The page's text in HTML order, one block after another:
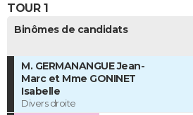
TOUR 1
Binômes de candidats
M. GERMANANGUE Jean-
Marc et Mme GONINET
Isabelle
Divers droite